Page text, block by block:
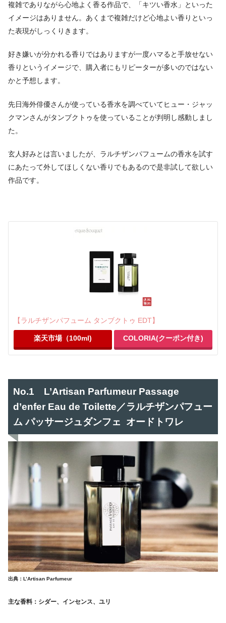
複雑でありながら心地よく香る作品で、「キツい香水」といった
イメージはありません。あくまで複雑だけど心地よい香りといっ
た表現がしっくりきます。
好き嫌いが分かれる香りではありますが一度ハマると手放せない
香りというイメージで、購入者にもリピーターが多いのではない
かと予想します。
先日海外俳優さんが使っている香水を調べていてヒュー・ジャッ
クマンさんがタンブクトゥを使っていることが判明し感動しまし
た。
玄人好みとは言いましたが、ラルチザンパフュームの香水を試す
にあたって外してほしくない香りでもあるので是非試して欲しい
作品です。
【ラルチザンパフューム タンブクトゥ EDT】
楽天市場（100ml) COLORIA(クーポン付き)
No.1 L’Artisan Parfumeur Passage
d’enfer Eau de Toilette／ラルチザンパフュー
ム パッサージュダンフェ オードトワレ
出典：L’Artisan Parfumeur
主な香料：シダー、インセンス、ユリ